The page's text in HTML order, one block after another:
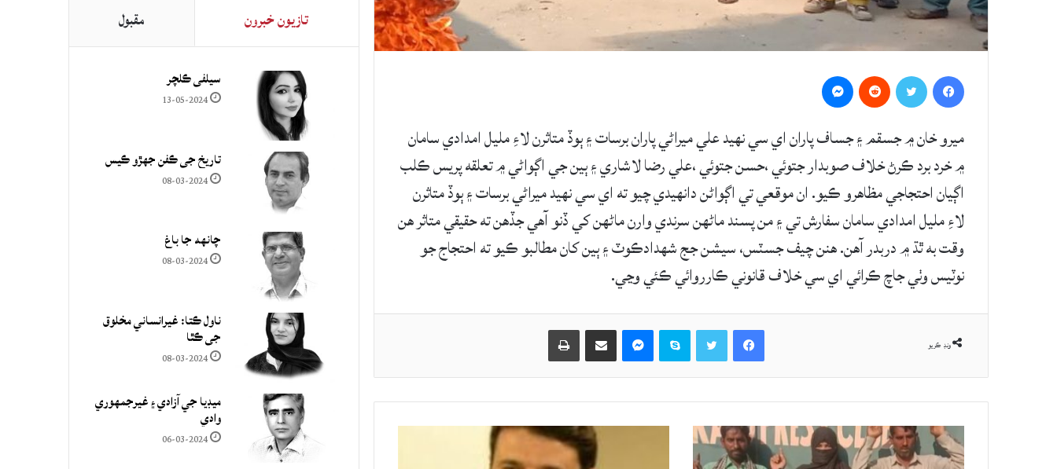
ميرو خان ۾ جسقم ۽ جساف پاران اي سي نهيد علي ميراڻي پاران برسات ۽ ٻوڏ متاثرن لاءِ مليل امدادي سامان
۾ خرد برد ڪرڻ خلاف صوبدار جتوئي ،حسن جتوئي ،علي رضا لاشاري ۽ ٻين جي اڳواڻي ۾ تعلقه پريس ڪلب
اڳيان احتجاجي مظاهرو ڪيو. ان موقعي تي اڳواڻن دانهيدي چيو ته اي سي نهيد ميراڻي برسات ۽ ٻوڏ متاثرن
لاءِ مليل امدادي سامان سفارش تي ۽ من پسند ماڻهن سرندي وارن ماڻهن کي ڏنو آهي جڏهن ته حقيقي متاثر هن
وقت به ٿڌ ۾ دربدر آهن. هنن چيف جسٽس، سيشن جج شهدادڪوٽ ۽ ٻين کان مطالبو ڪيو ته احتجاج جو
نوٽيس وٺي جاچ ڪرائي اي سي خلاف قانوني ڪارروائي ڪئي وڃي.
ونڊ ڪريو
Facebook
Skype حصيداري ڪريو اي ميل ذريعي
تازيون خبرون مقبول
سيلفي ڪلچر
13-05-2024
تاريخ جي ڪفن جھڙو ڪيس
08-03-2024
چانهه جا باغ
08-03-2024
ناول ڪتا: غيرانساني مخلوق
جي ڪٿا
08-03-2024
ميڊيا جي آزادي ۽ غيرجمھوري
وادي
06-03-2024